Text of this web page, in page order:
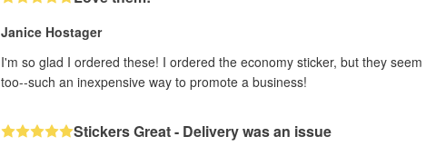
Janice Hostager
I'm so glad I ordered these! I ordered the economy sticker, but they
too--such an inexpensive way to promote a business!
Stickers Great - Delivery was an issue